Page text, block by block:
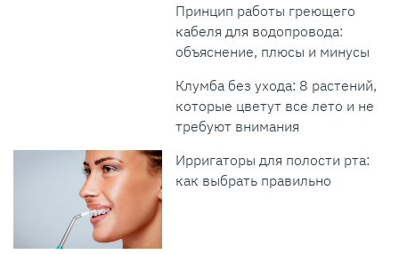
Принцип работы греющего
кабеля для водопровода:
объяснение, плюсы и минусы
Клумба без ухода: 8 растений,
которые цветут все лето и не
требуют внимания
Ирригаторы для полости рта:
как выбрать правильно